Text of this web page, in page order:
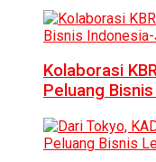
Kolaborasi
Peluang